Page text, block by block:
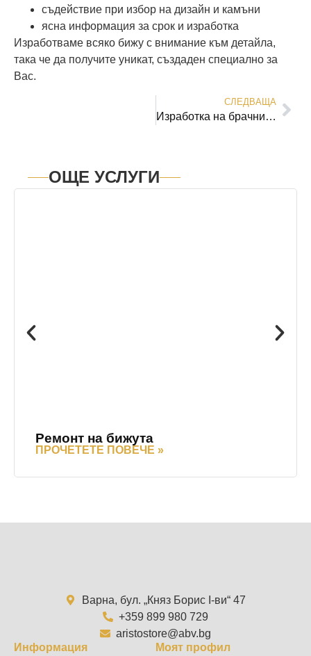
съдействие при избор на дизайн и камъни
ясна информация за срок и изработка
Изработваме всяко бижу с внимание към детайла,
така че да получите уникат, създаден специално за
Вас.
СЛЕДВАЩА
Изработка на брачни халки по поръчка
ОЩЕ УСЛУГИ
Ремонт на бижута
ПРОЧЕТЕТЕ ПОВЕЧЕ »
Варна, бул. „Княз Борис I-ви“ 47
+359 899 980 729
aristostore@abv.bg
Информация
Моят профил